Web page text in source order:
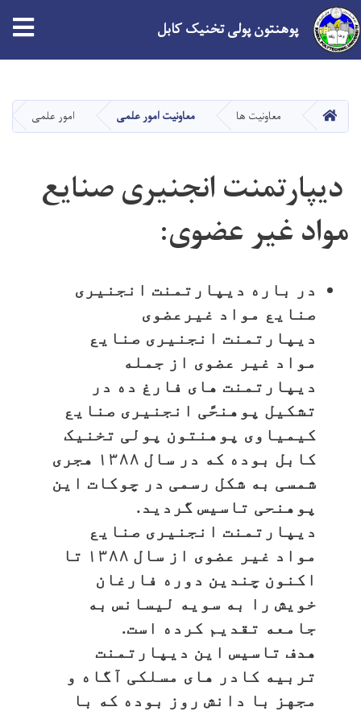
main
content
پوهنتون پولی تخنیک کابل
HOME معاونیت ها معاونیت امور علمی امور علمی
دیپارتمنت انجنیری صنایع
مواد غیر عضوی:
در باره دیپارتمنت انجنیری
صنایع مواد غیرعضوی
دیپارتمنت انجنیری صنايع
مواد غیر عضوی از جمله
دیپارتمنت های فارغ ده در
تشکیل پوهنحًی انجنیری صنایع
کیمیاوی پوهنتون پولی تخنیک
کابل بوده که در سال ۱۳۸۸ هجری
شمسی به شکل رسمی در چوکات این
پوهنحی تاسیس گردید.
دیپارتمنت انجنیری صنايع
مواد غیر عضوی از سال ۱۳۸۸ تا
اکنون چندین دوره فارغان
خویش را به سویه لیسانس به
جامعه تقدیم کرده است.
هدف تاسیس این دیپارتمنت
تربیه کادر های مسلکی آگاه و
مجهز با دانش روز بوده که با